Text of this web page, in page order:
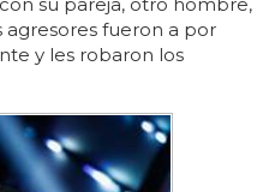
agresores fueron a por
y les robaron los